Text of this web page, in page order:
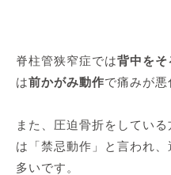
脊柱管狭窄症では背中をそ
は前かがみ動作で痛みが悪
また、圧迫骨折をしてい
は「禁忌動作」と言われ
多いです。